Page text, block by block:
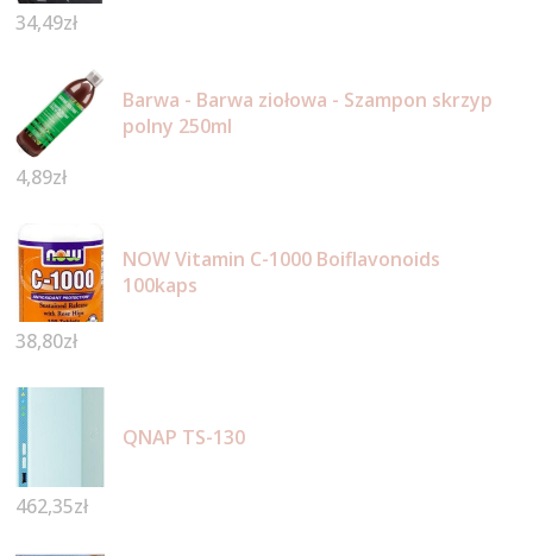
34,49zł
Barwa - Barwa ziołowa - Szampon skrzyp
polny 250ml
4,89zł
NOW Vitamin C-1000 Boiflavonoids
100kaps
38,80zł
QNAP TS-130
462,35zł